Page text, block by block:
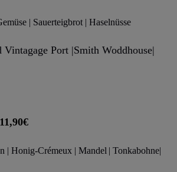
| Sauerteigbrot | Haselnüsse
Vintagage Port |Smith Woddhouse|
11,90€
| Honig-Crémeux | Mandel | Tonkabohne|